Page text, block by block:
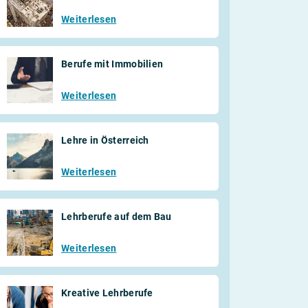
Weiterlesen
Berufe mit Immobilien
Weiterlesen
Lehre in Österreich
Weiterlesen
Lehrberufe auf dem Bau
Weiterlesen
Kreative Lehrberufe